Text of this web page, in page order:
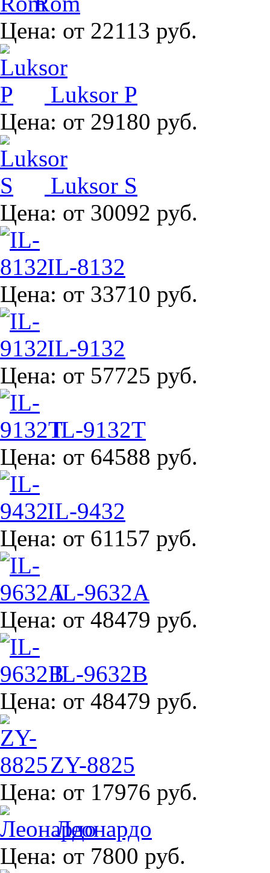
Цена: от 22113 руб.
Luksor P
Цена: от 29180 руб.
Luksor S
Цена: от 30092 руб.
IL-8132
Цена: от 33710 руб.
IL-9132
Цена: от 57725 руб.
IL-9132T
Цена: от 64588 руб.
IL-9432
Цена: от 61157 руб.
IL-9632A
Цена: от 48479 руб.
IL-9632B
Цена: от 48479 руб.
ZY-8825
Цена: от 17976 руб.
Леонардо
Цена: от 7800 руб.